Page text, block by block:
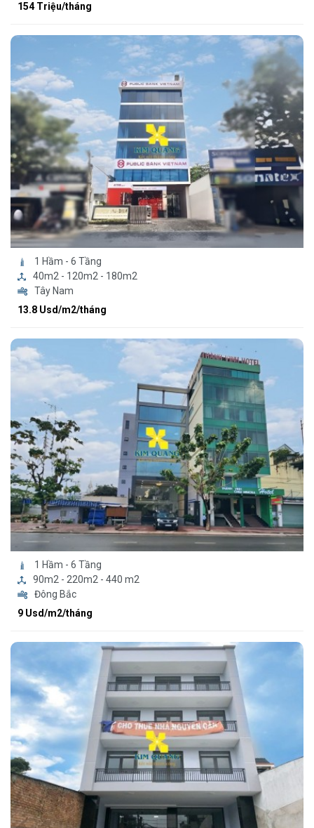
154 Triệu/tháng
1 Hầm - 6 Tầng
40m2 - 120m2 - 180m2
Tây Nam
13.8 Usd/m2/tháng
1 Hầm - 6 Tầng
90m2 - 220m2 - 440 m2
Đông Bắc
9 Usd/m2/tháng